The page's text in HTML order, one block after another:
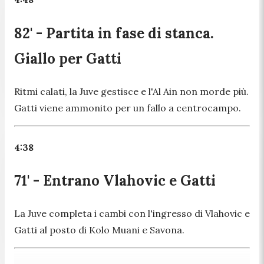
82' - Partita in fase di stanca.
Giallo per Gatti
Ritmi calati, la Juve gestisce e l'Al Ain non morde più.
Gatti viene ammonito per un fallo a centrocampo.
4:38
71' - Entrano Vlahovic e Gatti
La Juve completa i cambi con l'ingresso di Vlahovic e
Gatti al posto di Kolo Muani e Savona.